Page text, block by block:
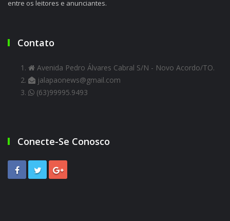
entre os leitores e anunciantes.
Contato
Avenida Pedro Álvares Cabral S/N - Novo Acordo/TO.
jalapaonews@gmail.com
(63)99995.9493
Conecte-Se Conosco